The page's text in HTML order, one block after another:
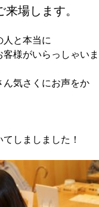
場します。
人と本当に
様がいらっしゃいま
気さくにお声をか
しましました！